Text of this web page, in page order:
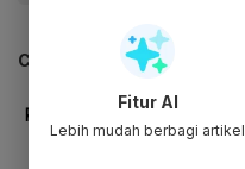
CEK JUGA DATA INI
Fitur AI
Lebih mudah berbagi artikel